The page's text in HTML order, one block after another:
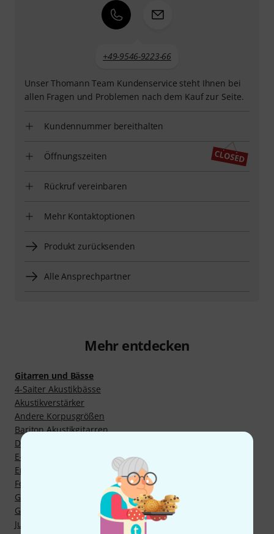
+49-9546-9223-66
Unser Thomann Team Kundenservice steht Ihnen bei
allen Fragen und Problemen nach dem Kauf zur Seite.
Kundennummer bereithalten
Öffnungszeiten
Rückruf vereinbaren
Mehr Kontaktoptionen
Produkt zurücksenden
Alle Ansprechpartner
Mehr entdecken
Gitarren und Bässe
4-Saiter Akustikbässe
Akustikverstärker
Andere Korpusgrößen
Bariton Akustikgitarren
Dreadnought Gitarren
E-Gitarren
Ersatzteile für Instrumente
Folk und kleinere Korpusgrößen
Gitarrenbefeuchter
Gitarrengurte
Jumbo Gitarren